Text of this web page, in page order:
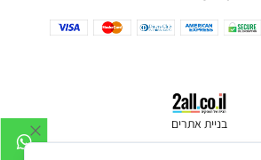
בניית אתרים